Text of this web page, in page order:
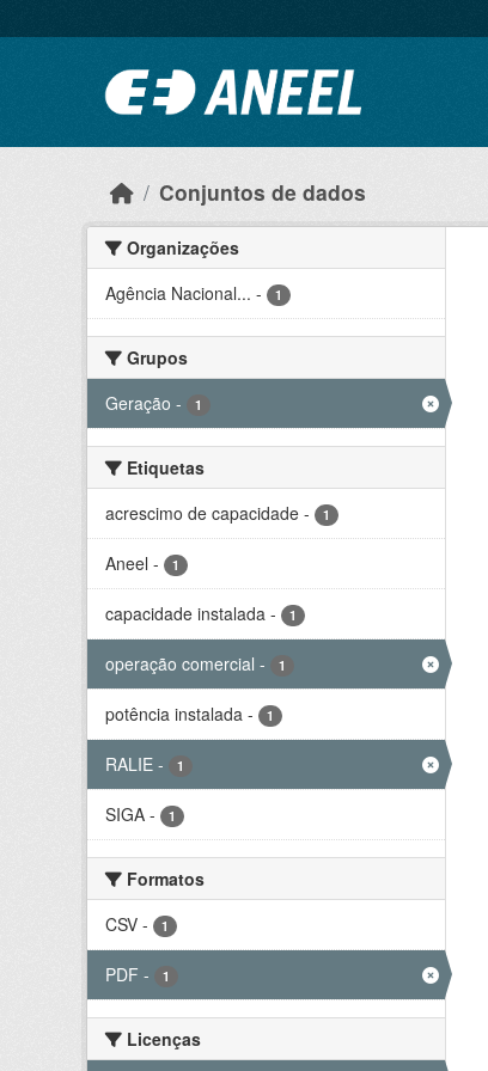
Conjuntos de dados
Organizações
Agência Nacional... - 1
Grupos
Geração - 1
Etiquetas
acrescimo de capacidade - 1
Aneel - 1
capacidade instalada - 1
operação comercial - 1
potência instalada - 1
RALIE - 1
SIGA - 1
Formatos
CSV - 1
PDF - 1
Licenças